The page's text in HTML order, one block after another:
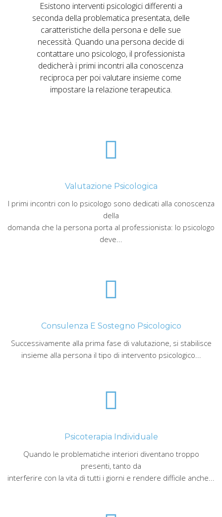
Esistono interventi psicologici differenti a
seconda della problematica presentata, delle
caratteristiche della persona e delle sue
necessità. Quando una persona decide di
contattare uno psicologo, il professionista
dedicherà i primi incontri alla conoscenza
reciproca per poi valutare insieme come
impostare la relazione terapeutica.
Valutazione Psicologica
I primi incontri con lo psicologo sono dedicati alla conoscenza
della
domanda che la persona porta al professionista: lo psicologo
deve...
Consulenza E Sostegno Psicologico
Successivamente alla prima fase di valutazione, si stabilisce
insieme alla persona il tipo di intervento psicologico...
Psicoterapia Individuale
Quando le problematiche interiori diventano troppo
presenti, tanto da
interferire con la vita di tutti i giorni e rendere difficile anche...